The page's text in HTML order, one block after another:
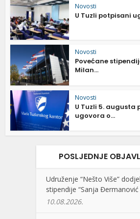
Novosti
U Tuzli potpisani
Novosti
Povećane
Milan...
Novosti
U Tuzli 5. augusta
ugovora o...
POSLJEDNJE
Udruženje “Nešto Više”
stipendije “Sanja
10.08.2026.